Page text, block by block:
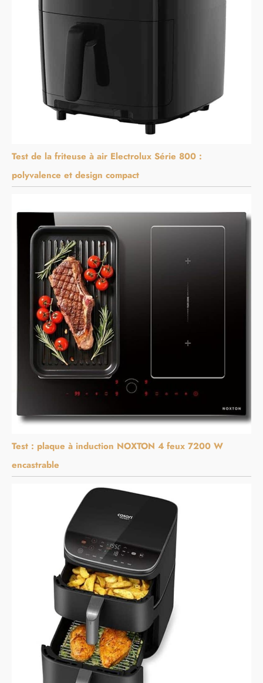
Test de la friteuse à air Electrolux Série 800 :
polyvalence et design compact
Test : plaque à induction NOXTON 4 feux 7200 W
encastrable